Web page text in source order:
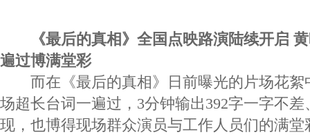
《最后的真相》全国点映路演陆续开启 黄
遍过博满堂彩
而在《最后的真相》日前曝光的片场花絮
场超长台词一遍过，3分钟输出392字一字不
现，也博得现场群众演员与工作人员们的满